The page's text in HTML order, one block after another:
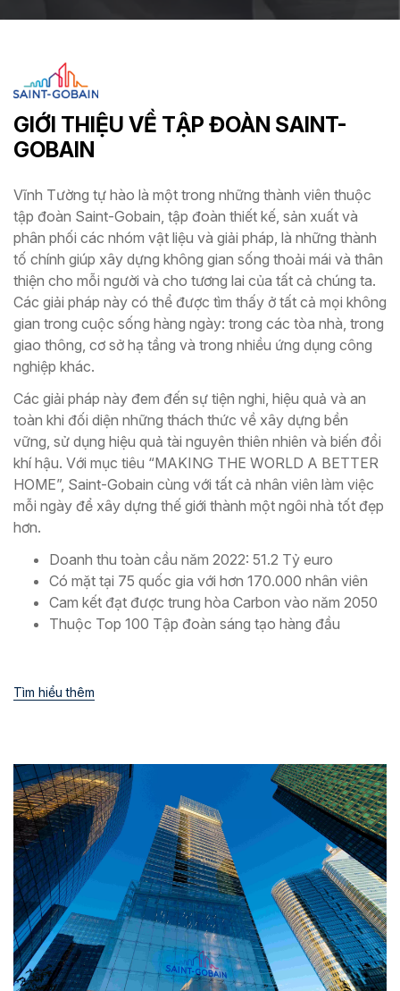
GIỚI THIỆU VỀ TẬP ĐOÀN SAINT-
GOBAIN
Vĩnh Tường tự hào là một trong những thành viên thuộc
tập đoàn Saint-Gobain, tập đoàn thiết kế, sản xuất và
phân phối các nhóm vật liệu và giải pháp, là những thành
tố chính giúp xây dựng không gian sống thoải mái và thân
thiện cho mỗi người và cho tương lai của tất cả chúng ta.
Các giải pháp này có thể được tìm thấy ở tất cả mọi không
gian trong cuộc sống hàng ngày: trong các tòa nhà, trong
giao thông, cơ sở hạ tầng và trong nhiều ứng dụng công
nghiệp khác.
Các giải pháp này đem đến sự tiện nghi, hiệu quả và an
toàn khi đối diện những thách thức về xây dựng bền
vững, sử dụng hiệu quả tài nguyên thiên nhiên và biến đổi
khí hậu. Với mục tiêu “MAKING THE WORLD A BETTER
HOME”, Saint-Gobain cùng với tất cả nhân viên làm việc
mỗi ngày để xây dựng thế giới thành một ngôi nhà tốt đẹp
hơn.
Doanh thu toàn cầu năm 2022: 51.2 Tỷ euro
Có mặt tại 75 quốc gia với hơn 170.000 nhân viên
Cam kết đạt được trung hòa Carbon vào năm 2050
Thuộc Top 100 Tập đoàn sáng tạo hàng đầu
Tìm hiểu thêm